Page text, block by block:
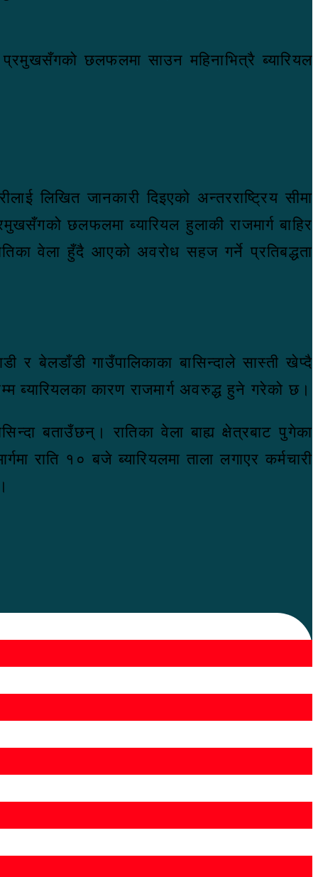
प्रमुखसँगको छलफलमा साउन महिनाभित्रै ब्यारियल
लिखित जानकारी दिइएको अन्तरराष्ट्रिय सीमा
छलफलमा ब्यारियल हुलाकी राजमार्ग बाहिर
वेला हुँदै आएको अवरोध सहज गर्ने प्रतिबद्धता
र बेलडाँडी गाउँपालिकाका बासिन्दाले सास्ती खेप्दै
कारण राजमार्ग अवरुद्ध हुने गरेको छ।
बताउँछन्। रातिका वेला बाह्य क्षेत्रबाट पुगेका
राति १० बजे ब्यारियलमा ताला लगाएर कर्मचारी